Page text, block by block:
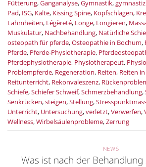
Fütterung,Ganganalyse,Gymnastik,
Pad, ISG, Kälte, Kissing Spine, Kopfschlagen,
Lahmheiten, Légèreté, Longe, Longieren,
Muskulatur, Nachbehandlung, Natürliche
osteopath für pferde,Osteopathie in Bochum,
Pferde, Pferde-Physiotherapie,
Pferdephysiotherapie, Physiotherapeut,
Problempferde, Regeneration, Reiten, Reiten
Reitunterricht, Rekonvaleszenz,
Schiefe,Schiefer Schweif,Schmerzbehandlung,
Senkrücken,steigen,Stellung,
Unterricht, Untersuchung,verletzt,Verwerfen,
Wellness,Wirbelsäulenprobleme,Zerrung
NEWS
Was ist nach der Behandlung